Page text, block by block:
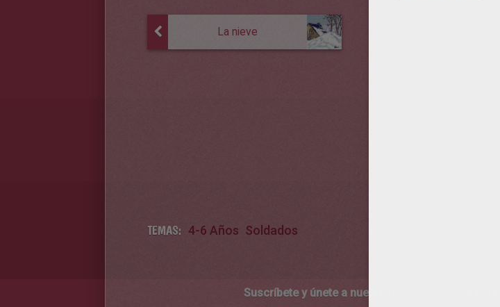
La nieve
TEMAS: 4-6 Años Soldados
Suscríbete y únete a nuestro canal de vídeos para